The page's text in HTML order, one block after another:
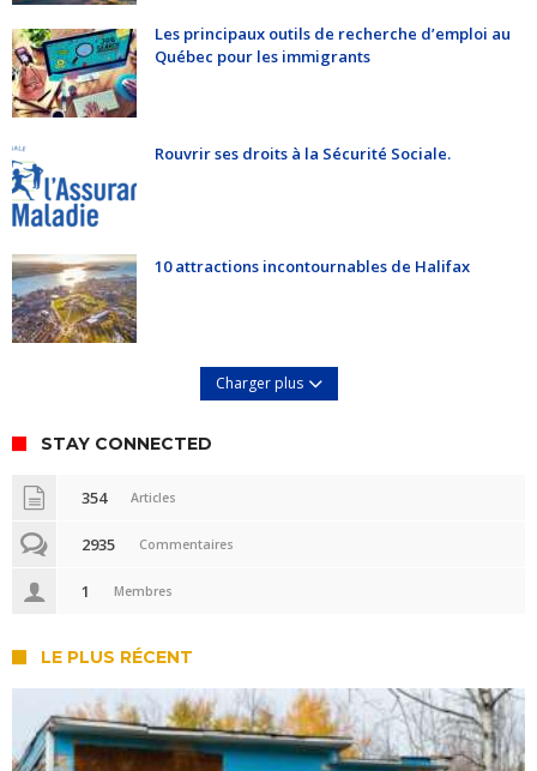
Les principaux outils de recherche d’emploi au
Québec pour les immigrants
Rouvrir ses droits à la Sécurité Sociale.
10 attractions incontournables de Halifax
Charger plus
STAY CONNECTED
354 Articles
2935 Commentaires
1 Membres
LE PLUS RÉCENT